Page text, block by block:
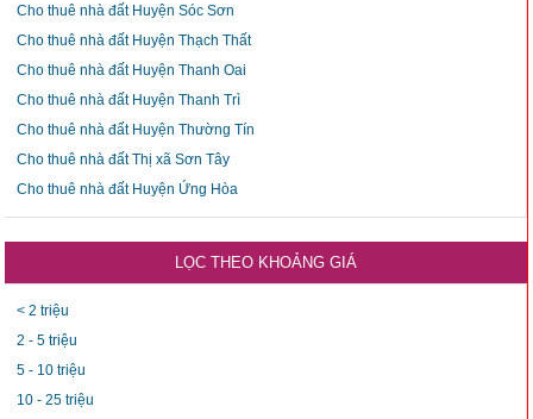
Cho thuê nhà đất Huyện Sóc Sơn
Cho thuê nhà đất Huyện Thạch Thất
Cho thuê nhà đất Huyện Thanh Oai
Cho thuê nhà đất Huyện Thanh Trì
Cho thuê nhà đất Huyện Thường Tín
Cho thuê nhà đất Thị xã Sơn Tây
Cho thuê nhà đất Huyện Ứng Hòa
LỌC THEO KHOẢNG GIÁ
< 2 triệu
2 - 5 triệu
5 - 10 triệu
10 - 25 triệu